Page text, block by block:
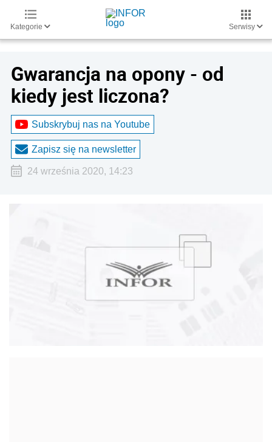
Kategorie Serwisy
Gwarancja na opony - od
kiedy jest liczona?
Subskrybuj nas na Youtube
Zapisz się na newsletter
24 września 2020, 14:23